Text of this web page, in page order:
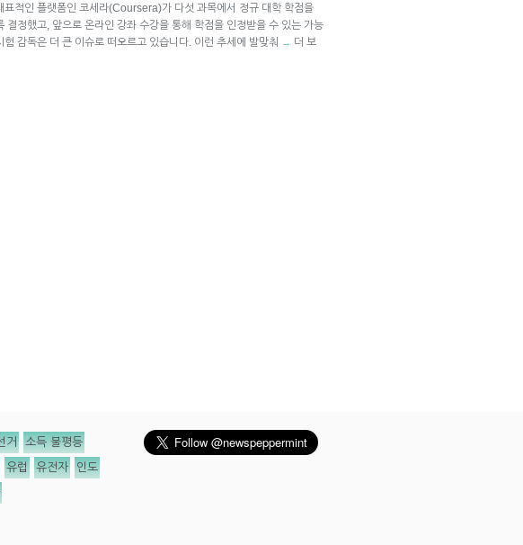
표적인 플랫폼인 코세라(Coursera)가 다섯 과목에서 정규 대학 학점을
결정했고, 앞으로 온라인 강좌 수강을 통해 학점을 인정받을 수 있는 가능
험 감독은 더 큰 이슈로 떠오르고 있습니다. 이런 추세에 발맞춰 → 더 보
거 소득 불평등
유럽 유전자 인도